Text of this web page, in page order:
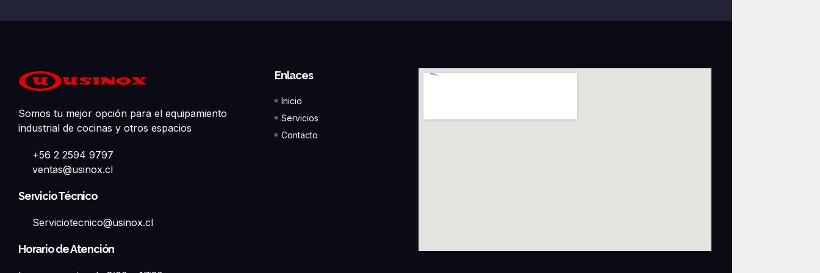
Somos tu mejor opción para el equipamiento
industrial de cocinas y otros espacios
+56 2 2594 9797
ventas@usinox.cl
Servicio Técnico
Serviciotecnico@usinox.cl
Horario de Atención
Enlaces
Inicio
Servicios
Contacto